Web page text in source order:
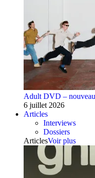
Adult DVD –
6 juillet 2026
Articles
Interviews
Dossiers
ArticlesVoir plus